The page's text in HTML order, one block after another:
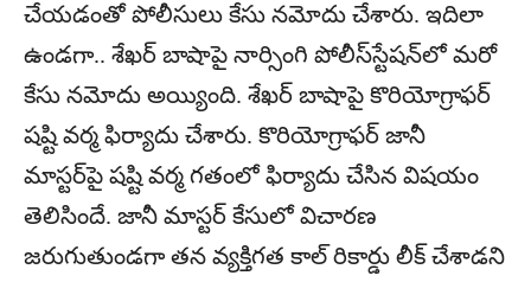
చేయడంతో పోలీసులు కేసు నమోదు చేశారు. ఇదిలా
ఉండగా.. శేఖర్‌ బాషాపై నార్సింగి పోలీస్‌స్టేషన్‌లో మరో
కేసు నమోదు అయ్యింది. శేఖర్‌ బాషాపై కొరియోగ్రాఫర్‌
షష్టి వర్మ ఫిర్యాదు చేశారు. కొరియోగ్రాఫర్‌ జానీ
మాస్టర్‌పై షష్టి వర్మ గతంలో ఫిర్యాదు చేసిన విషయం
తెలిసిందే. జానీ మాస్టర్‌ కేసులో విచారణ
జరుగుతుండగా తన వ్యక్తిగత కాల్‌ రికార్డు లీక్‌ చేశాడని